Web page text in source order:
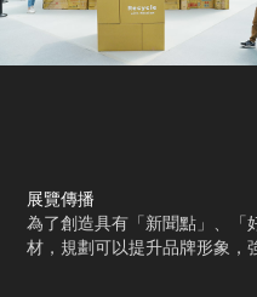
展覽傳播
為了創造具有「新聞點」、「
材，規劃可以提升品牌形象，